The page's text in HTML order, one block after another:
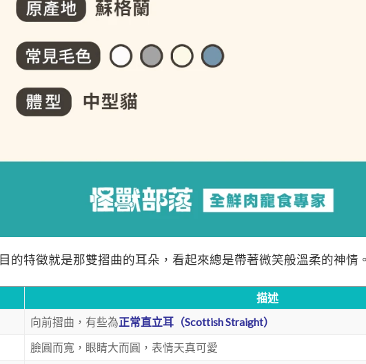
的特徵就是那雙摺曲的耳朵，看起來總是帶著微笑般溫柔的神情
描述
向前摺曲，有些為正常直立耳（Scottish Straight）
臉圓而寬，眼睛大而圓，表情天真可愛